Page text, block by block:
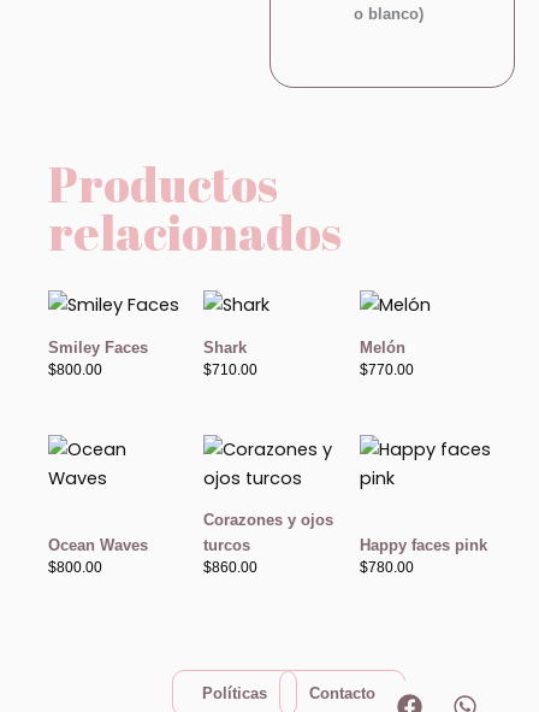
o blanco)
Productos
relacionados
Smiley Faces
$800.00
Shark
$710.00
Melón
$770.00
Ocean Waves
$800.00
Corazones y ojos
turcos
$860.00
Happy faces pink
$780.00
Políticas
Contacto
F W
I T